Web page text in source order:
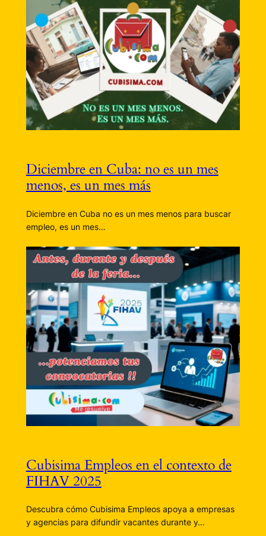
Diciembre en Cuba: no es un mes
menos, es un mes más
Diciembre en Cuba no es un mes menos para buscar
empleo, es un mes…
Cubisima Empleos en el contexto de
FIHAV 2025
Descubra cómo Cubisima Empleos apoya a empresas
y agencias para difundir vacantes durante y…